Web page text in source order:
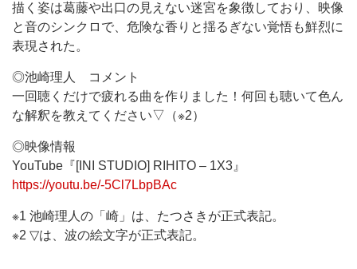
描く姿は葛藤や出口の見えない迷宮を象徴しており、映像
と音のシンクロで、危険な香りと揺るぎない覚悟も鮮烈に
表現された。
◎池崎理人 コメント
一回聴くだけで疲れる曲を作りました！何回も聴いて色ん
な解釈を教えてください▽（※2）
◎映像情報
YouTube『[INI STUDIO] RIHITO – 1X3』
https://youtu.be/-5Cl7LbpBAc
※1 池崎理人の「崎」は、たつさきが正式表記。
※2 ▽は、波の絵文字が正式表記。